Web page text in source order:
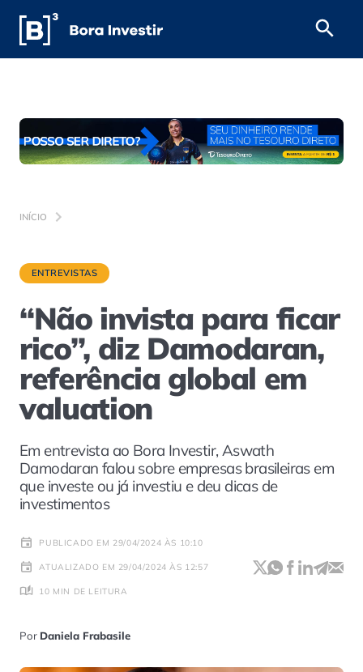
INÍCIO
ENTREVISTAS
“Não invista para ficar
rico”, diz Damodaran,
referência global em
valuation
Em entrevista ao Bora Investir, Aswath
Damodaran falou sobre empresas brasileiras em
que investe ou já investiu e deu dicas de
investimentos
PUBLICADO EM 29/04/2024 ÀS 10:10
ATUALIZADO EM 29/04/2024 ÀS 12:57
10 MIN DE LEITURA
Por Daniela Frabasile